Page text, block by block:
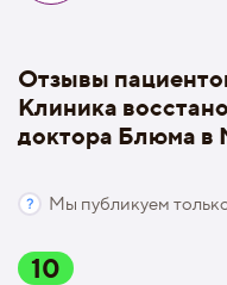
Отзывы
Клиника
доктора Блюма в
Мы публикуем
10